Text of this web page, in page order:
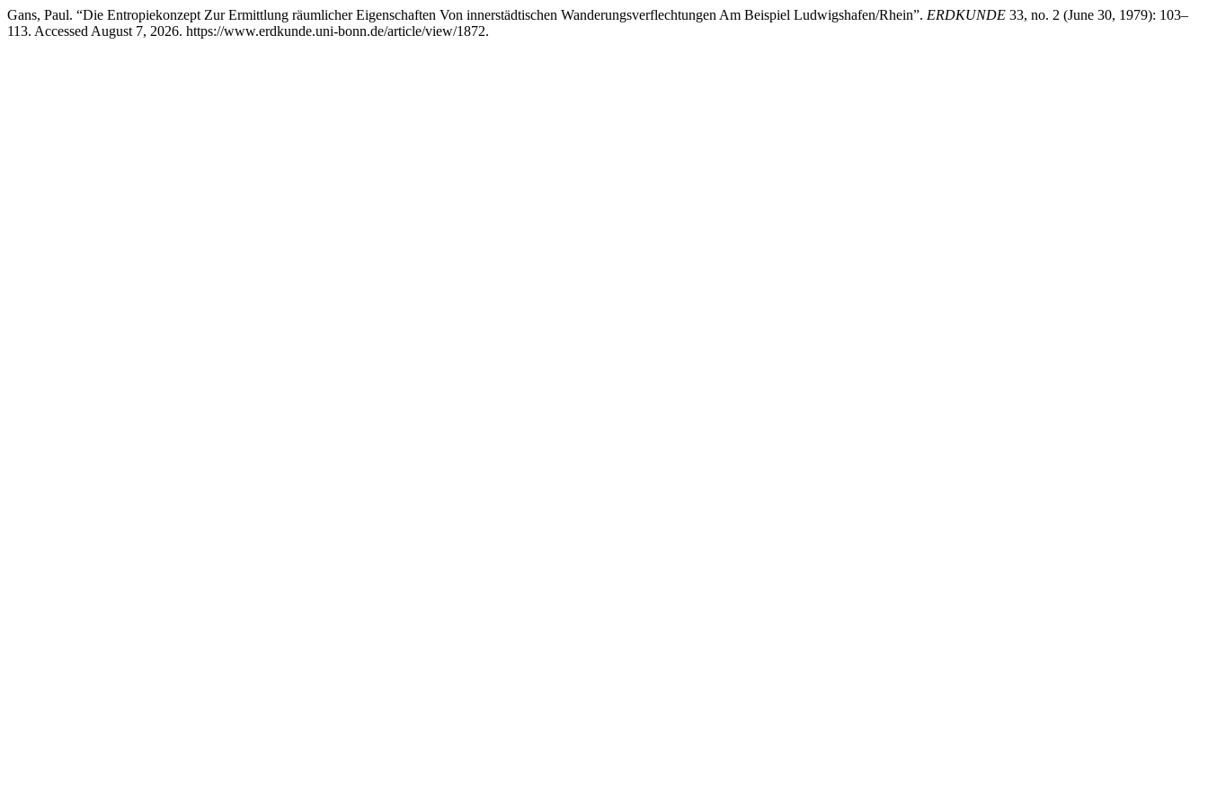
Gans, Paul. “Die Entropiekonzept Zur Ermittlung räumlicher Eigenschaften Von innerstädtischen Wanderungsverflechtungen Am Beispiel Ludwigshafen/Rhein”. ERDKUNDE 33, no. 2 (June 30, 1979): 103–
113. Accessed August 7, 2026. https://www.erdkunde.uni-bonn.de/article/view/1872.